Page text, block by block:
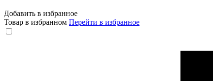
Добавить в избранное
Товар в избранном Перейти в избранное